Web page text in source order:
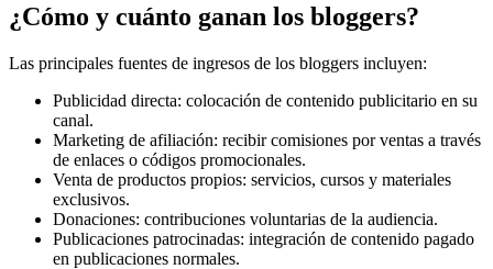
¿Cómo y cuánto ganan los bloggers?
Las principales fuentes de ingresos de los bloggers incluyen:
Publicidad directa: colocación de contenido publicitario en su
canal.
Marketing de afiliación: recibir comisiones por ventas a través
de enlaces o códigos promocionales.
Venta de productos propios: servicios, cursos y materiales
exclusivos.
Donaciones: contribuciones voluntarias de la audiencia.
Publicaciones patrocinadas: integración de contenido pagado
en publicaciones normales.